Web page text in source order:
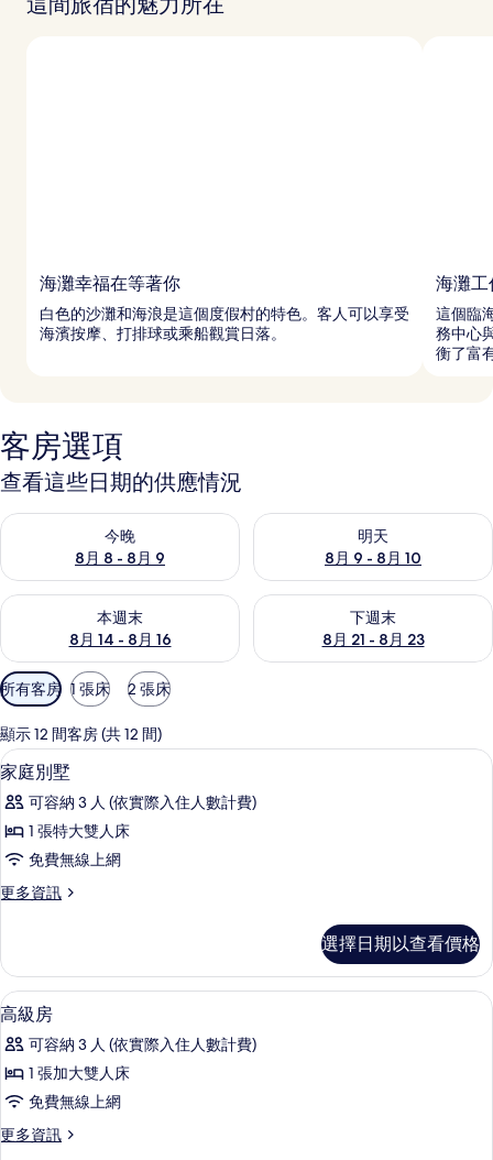
海灘幸福在等著你
白色的沙灘和海浪是這個度假村的特色。客人可以享受
海濱按摩、打排球或乘船觀賞日落。
海灘工
這個臨
務中心
衡了富
客房選項
查看這些日期的供應情況
今晚
8月 8 - 8月 9
查看今晚 (8月 8 - 8月 9) 的供應情況
明天
8月 9 - 8月 10
查看明天 (8月 9 - 8月 10) 的供
本週末
8月 14 - 8月 16
查看本週末 (8月 14 - 8月 16) 的供應情況
下週末
8月 21 - 8月 23
查看下週末 (8月 21 - 8月 23)
可
用
的
客
房
篩
選
條
所有客房 1 張床 2 張床
顯示 12 間客房 (共 12 間)
顯
示
家
庭
別
墅
所
有
相
片
低過敏寢具、羽絨被、迷你吧、客房
7
家庭別墅
可容納 3 人 (依實際入住人數計費)
1 張特大雙人床
免費無線上網
更多資訊
更
別
墅
的
情
選擇日期以查看價格
顯
示
高
級
房
的
低過敏寢具、羽絨被、迷你吧、客房
10
高級房
可容納 3 人 (依實際入住人數計費)
1 張加大雙人床
免費無線上網
更多資訊
更